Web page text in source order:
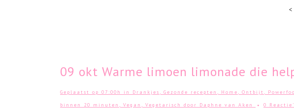
<
09 okt Warme limoen limonade die
Geplaatst op 07:00h in Drankjes , Gezonde recepten , Home , Ontbijt ,
binnen 20 minuten , Vegan , Vegetarisch door Daphne van Aken 0